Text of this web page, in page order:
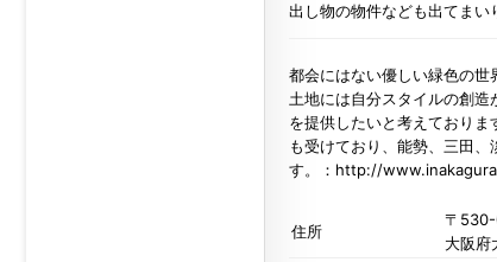
出し物の物件なども出てまい
都会にはない優しい緑色の
土地には自分スタイルの創
を提供したいと考えており
も受けており、能勢、三田
す。：http://
住所
〒
大阪府